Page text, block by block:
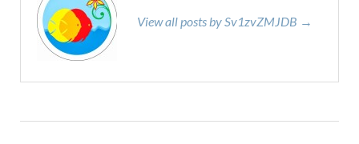
View all posts by Sv1zvZMJDB →